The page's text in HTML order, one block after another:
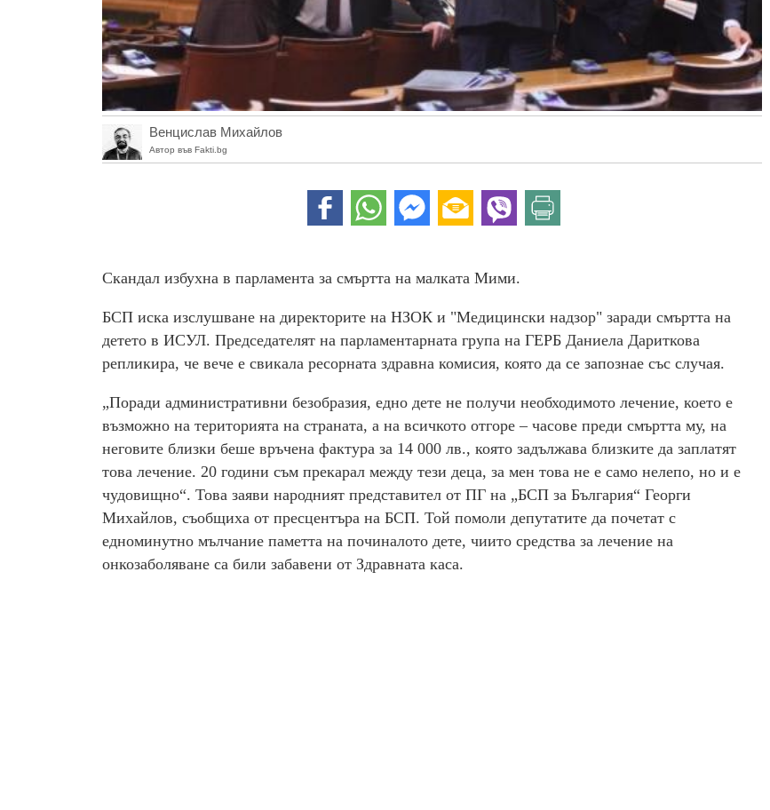
Венцислав Михайлов
Автор във Fakti.bg
Скандал избухна в парламента за смъртта на малката Мими.
БСП иска изслушване на директорите на НЗОК и "Медицински надзор" заради смъртта на
детето в ИСУЛ. Председателят на парламентарната група на ГЕРБ Даниела Дариткова
репликира, че вече е свикала ресорната здравна комисия, която да се запознае със случая.
„Поради административни безобразия, едно дете не получи необходимото лечение, което е
възможно на територията на страната, а на всичкото отгоре – часове преди смъртта му, на
неговите близки беше връчена фактура за 14 000 лв., която задължава близките да заплатят
това лечение. 20 години съм прекарал между тези деца, за мен това не е само нелепо, но и е
чудовищно“. Това заяви народният представител от ПГ на „БСП за България“ Георги
Михайлов, съобщиха от пресцентъра на БСП. Той помоли депутатите да почетат с
едноминутно мълчание паметта на починалото дете, чиито средства за лечение на
онкозаболяване са били забавени от Здравната каса.